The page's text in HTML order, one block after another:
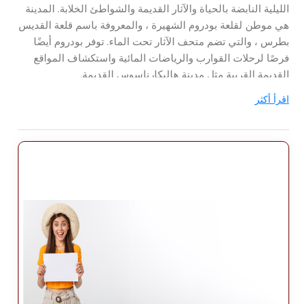
الليلية النابضة بالحياة والآثار القديمة والشواطئ الخلابة. المدينة
هي موطن لقلعة بودروم الشهيرة ، والمعروفة باسم قلعة القديس
بطرس ، والتي تضم متحف الآثار تحت الماء. توفر بودروم أيضًا
فرصًا لرحلات القوارب والرياضات المائية واستكشاف المواقع
القديمة القريبة مثل مدينة هاليكارناسوس القديمة.
- مارماريس: مارماريس هي مدينة منتجعية صاخبة تشتهر بمينائها
الخلاب ومنتزهها الحيوي وأجوائها النابضة بالحياة. تقدم المدينة
يمكن للزوار أيضًا استكشاف دلتا داليان القريبة ، المشهورة
وبحيرة بلو لاغون الشهيرة. فتحية هي أيضًا بوابة إلى Lycian
Way ، وهو مسار طويل للمشي لمسافات طويلة يتعرج عبر
الأطلال القديمة والمناظر الطبيعية الخلابة والقرى التقليدية.
- داتشا: تقع هذه الوجهة الهادئة في شبه جزيرة داتشا ، وتوفر
جمالًا طبيعيًا بكرًا وحيوية. جو استرخاء. تشتهر بشواطئها النقية
ومياهها الصافية وخلجانها الجميلة. يمكن للزوار استكشاف مدينة
اقرأ أكثر